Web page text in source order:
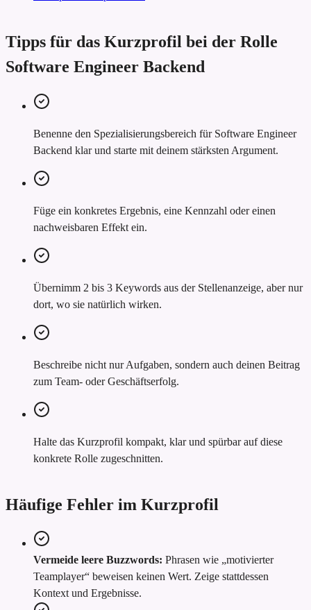
Tipps für das Kurzprofil bei der Rolle
Software Engineer Backend
Benenne den Spezialisierungsbereich für Software Engineer
Backend klar und starte mit deinem stärksten Argument.
Füge ein konkretes Ergebnis, eine Kennzahl oder einen
nachweisbaren Effekt ein.
Übernimm 2 bis 3 Keywords aus der Stellenanzeige, aber nur
dort, wo sie natürlich wirken.
Beschreibe nicht nur Aufgaben, sondern auch deinen Beitrag
zum Team- oder Geschäftserfolg.
Halte das Kurzprofil kompakt, klar und spürbar auf diese
konkrete Rolle zugeschnitten.
Häufige Fehler im Kurzprofil
Vermeide leere Buzzwords: Phrasen wie „motivierter
Teamplayer“ beweisen keinen Wert. Zeige stattdessen
Kontext und Ergebnisse.